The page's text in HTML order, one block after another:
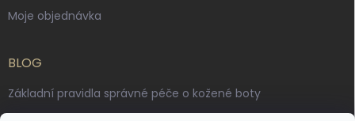
Moje objednávka
BLOG
Základní pravidla správné péče o kožené boty